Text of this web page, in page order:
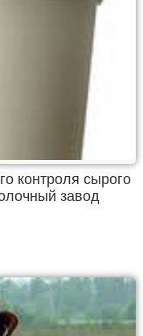
контроля сырого
завод